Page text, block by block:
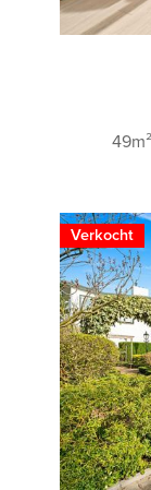
49m²
Verkocht